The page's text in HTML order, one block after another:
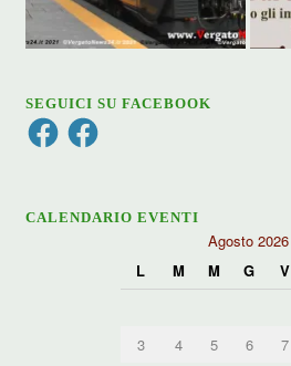
SEGUICI SU FACEBOOK
FacebookFacebook
CALENDARIO EVENTI
Agosto 2026
L
M M G V
3
4 5 6 7